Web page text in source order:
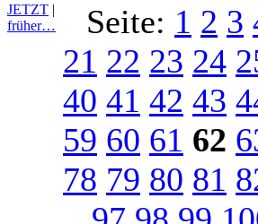
JETZT |
früher…
Seite: 1 2 3
21 22 23 24
40 41 42 43
59 60 61 62
78 79 80 81